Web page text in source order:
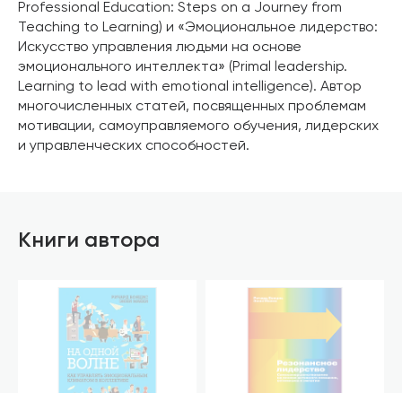
Professional Education: Steps on a Journey from
Teaching to Learning) и «Эмоциональное лидерство:
Искусство управления людьми на основе
эмоционального интеллекта» (Primal leadership.
Learning to lead with emotional intelligence). Автор
многочисленных статей, посвященных проблемам
мотивации, самоуправляемого обучения, лидерских
и управленческих способностей.
Книги автора